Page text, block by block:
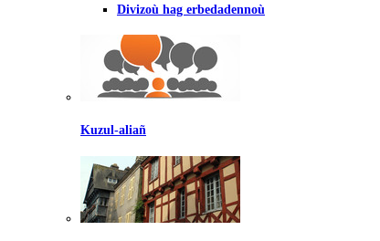
Divizoù hag erbedadennoù
Kuzul-aliañ